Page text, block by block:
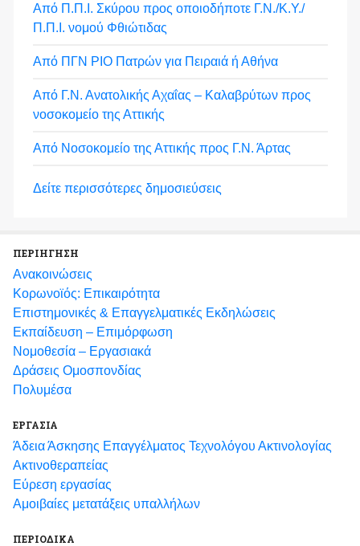
Από Π.Π.Ι. Σκύρου προς οποιοδήποτε Γ.Ν./Κ.Υ./
Π.Π.Ι. νομού Φθιώτιδας
Από ΠΓΝ ΡΙΟ Πατρών για Πειραιά ή Αθήνα
Από Γ.Ν. Ανατολικής Αχαΐας – Καλαβρύτων προς
νοσοκομείο της Αττικής
Από Νοσοκομείο της Αττικής προς Γ.Ν. Άρτας
Δείτε περισσότερες δημοσιεύσεις
ΠΕΡΙΗΓΗΣΗ
Ανακοινώσεις
Κορωνοϊός: Επικαιρότητα
Eπιστημονικές & Επαγγελματικές Eκδηλώσεις
Εκπαίδευση – Επιμόρφωση
Νομοθεσία – Εργασιακά
Δράσεις Ομοσπονδίας
Πολυμέσα
ΕΡΓΑΣΙΑ
Άδεια Άσκησης Επαγγέλματος Τεχνολόγου Ακτινολογίας
Ακτινοθεραπείας
Εύρεση εργασίας
Αμοιβαίες μετατάξεις υπαλλήλων
ΠΕΡΙΟΔΙΚΑ